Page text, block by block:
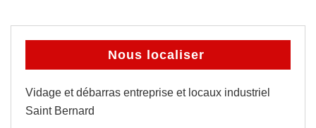
Nous localiser
Vidage et débarras entreprise et locaux industriel
Saint Bernard